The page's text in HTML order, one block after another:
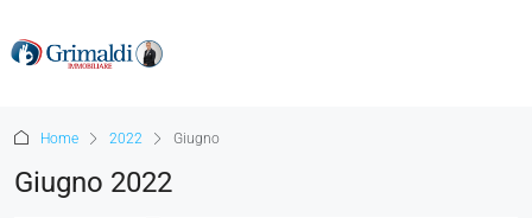
Home 2022 Giugno
Giugno 2022